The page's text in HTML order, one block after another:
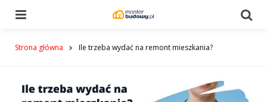
Strona główna Ile trzeba wydać na remont mieszkania?